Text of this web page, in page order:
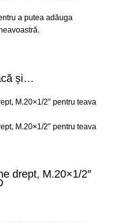
a putea adăuga
și…
drept, M.20×1/2″